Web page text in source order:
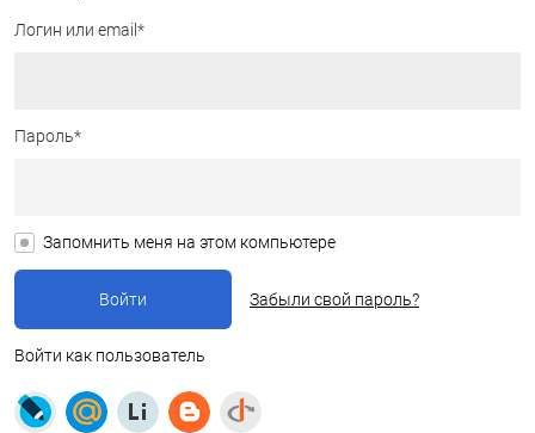
Логин или email*
Пароль*
Запомнить меня на этом компьютере
Забыли свой пароль?
Войти как пользователь